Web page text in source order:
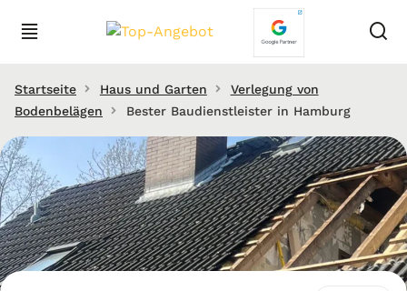
Startseite Haus und Garten
Verlegung von
Bodenbelägen
Bester Baudienstleister in Hamburg